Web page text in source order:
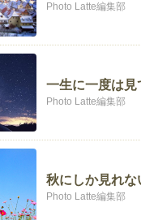
Photo Latte編集部
一生に一度は
Photo Latte編集部
秋にしか見れな
Photo Latte編集部